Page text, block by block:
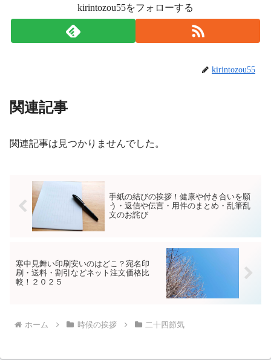
kirintozou55をフォローする
kirintozou55
関連記事
関連記事は見つかりませんでした。
手紙の結びの挨拶！健康や付き合いを願
う・返信や伝言・用件のまとめ・乱筆乱
文のお詫び
寒中見舞い印刷安いのはどこ？宛名印
刷・送料・割引などネット注文価格比
較！２０２５
ホーム 時候の挨拶 二十四節気